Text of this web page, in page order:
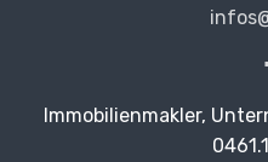
Immobilienmakler,